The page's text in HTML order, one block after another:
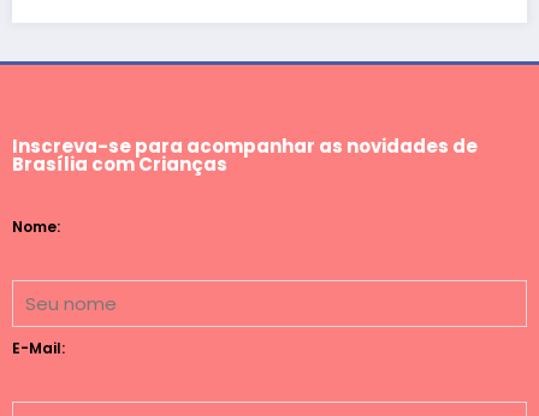
Inscreva-se para acompanhar as novidades de
Brasília com Crianças
Nome:
E-Mail: